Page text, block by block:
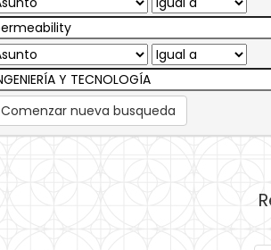
Comenzar nueva busqueda